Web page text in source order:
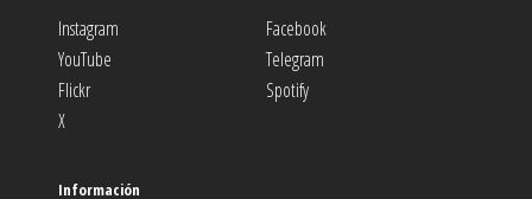
Instagram
Facebook
YouTube
Telegram
Flickr
Spotify
X
Información